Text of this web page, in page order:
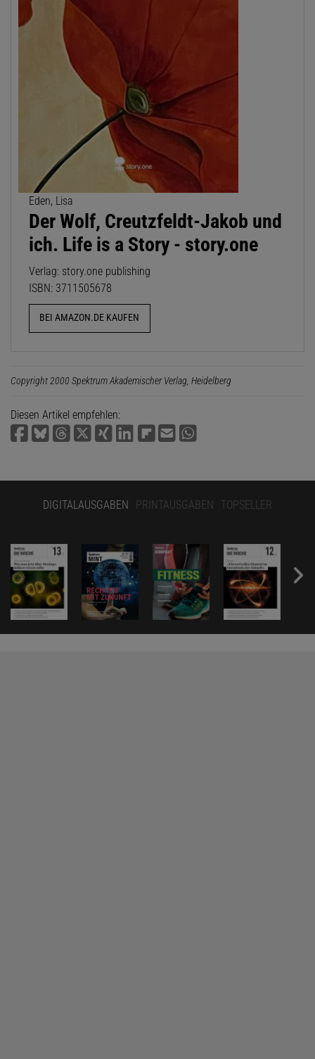
Eden, Lisa
Der Wolf, Creutzfeldt-Jakob und
ich. Life is a Story - story.one
Verlag: story.one publishing
ISBN: 3711505678
BEI AMAZON.DE KAUFEN
Copyright 2000 Spektrum Akademischer Verlag, Heidelberg
Diesen Artikel empfehlen:
DIGITALAUSGABEN PRINTAUSGABEN TOPSELLER